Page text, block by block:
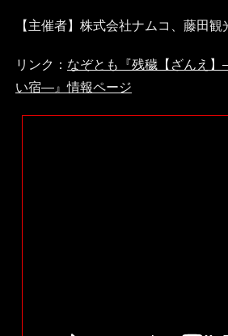
【主催者】株式会社ナムコ、藤田観
リンク： なぞとも『残穢【ざんえ
い宿―』情報ページ